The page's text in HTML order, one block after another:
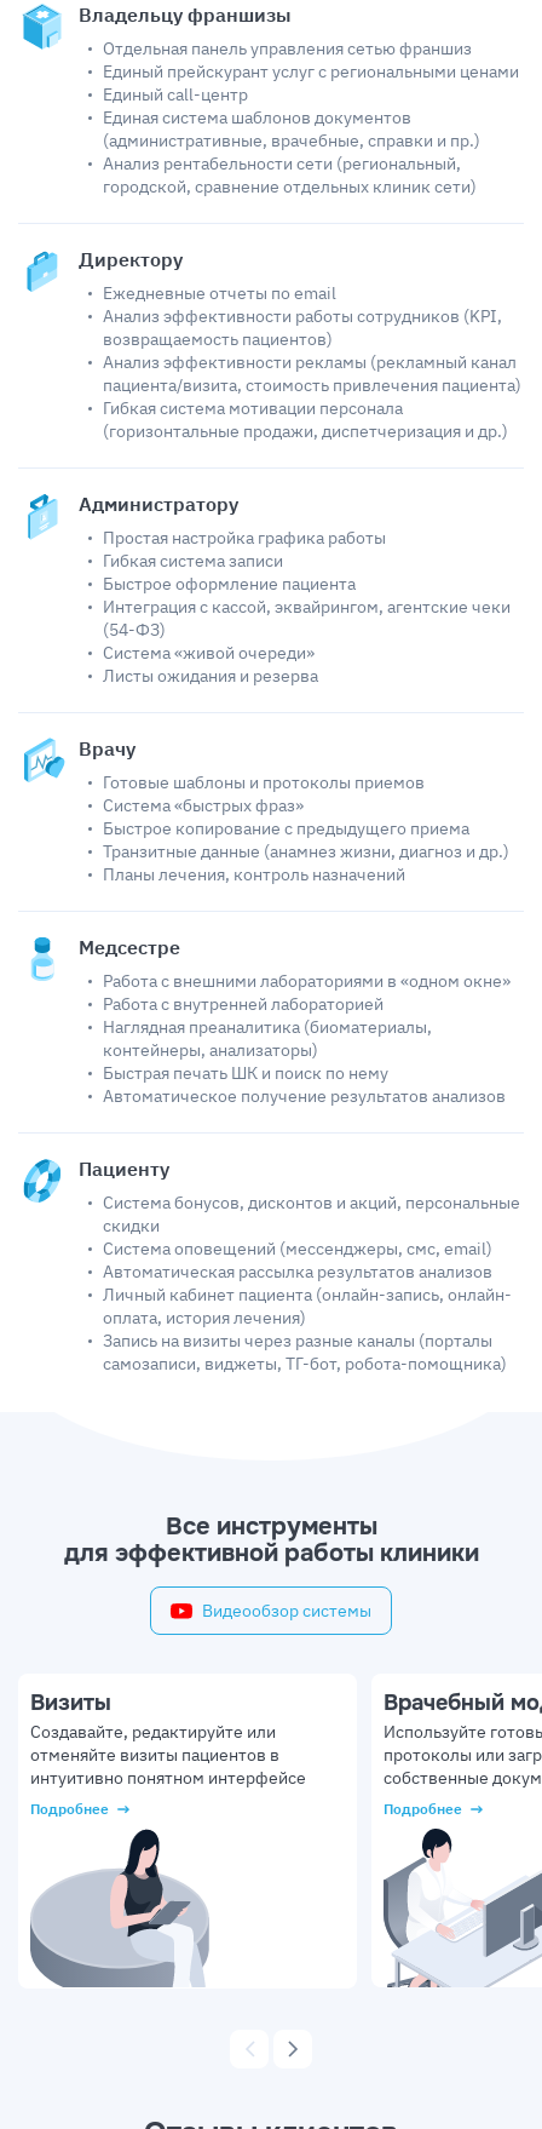
Владельцу франшизы
Отдельная панель управления сетью франшиз
Единый прейскурант услуг с региональными ценами
Единый call-центр
Единая система шаблонов документов
(административные, врачебные, справки и пр.)
Анализ рентабельности сети (региональный,
городской, сравнение отдельных клиник сети)
Директору
Ежедневные отчеты по email
Анализ эффективности работы сотрудников (KPI,
возвращаемость пациентов)
Анализ эффективности рекламы (рекламный канал
пациента/визита, стоимость привлечения пациента)
Гибкая система мотивации персонала
(горизонтальные продажи, диспетчеризация и др.)
Администратору
Простая настройка графика работы
Гибкая система записи
Быстрое оформление пациента
Интеграция с кассой, эквайрингом, агентские чеки
(54-ФЗ)
Система «живой очереди»
Листы ожидания и резерва
Врачу
Готовые шаблоны и протоколы приемов
Система «быстрых фраз»
Быстрое копирование с предыдущего приема
Транзитные данные (анамнез жизни, диагноз и др.)
Планы лечения, контроль назначений
Медсестре
Работа с внешними лабораториями в «одном окне»
Работа с внутренней лабораторией
Наглядная преаналитика (биоматериалы,
контейнеры, анализаторы)
Быстрая печать ШК и поиск по нему
Автоматическое получение результатов анализов
Пациенту
Система бонусов, дисконтов и акций, персональные
скидки
Система оповещений (мессенджеры, смс, email)
Автоматическая рассылка результатов анализов
Личный кабинет пациента (онлайн-запись, онлайн-
оплата, история лечения)
Запись на визиты через разные каналы (порталы
самозаписи, виджеты, ТГ-бот, робота-помощника)
Все инструменты
для эффективной работы клиники
Видеообзор системы
Визиты
Создавайте, редактируйте или
отменяйте визиты пациентов в
интуитивно понятном интерфейсе
Подробнее
Врачебный
Используйте
протоколы или
собственные
Подробнее